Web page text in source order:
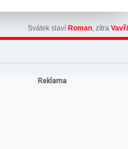
Svátek slaví Roman, zítra